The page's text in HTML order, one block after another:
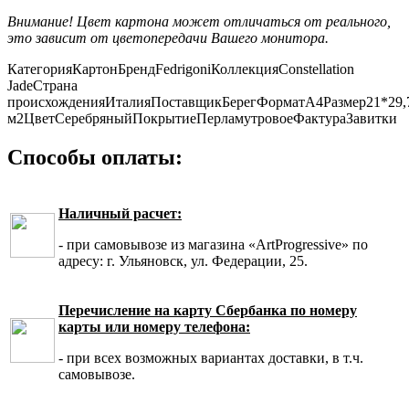
Внимание! Цвет картона может отличаться от реального,
это зависит от цветопередачи Вашего монитора.
КатегорияКартонБрендFedrigoniКоллекцияConstellation
JadeСтрана
происхожденияИталияПоставщикБерегФорматА4Размер
м2ЦветСеребряныйПокрытиеПерламутровоеФактураЗавитки
Способы оплаты:
Наличный расчет:
- при самовывозе из магазина «ArtProgressive» по
адресу: г. Ульяновск, ул. Федерации, 25.
Перечисление на карту Сбербанка по номеру
карты или номеру телефона:
- при всех возможных вариантах доставки, в т.ч.
самовывозе.